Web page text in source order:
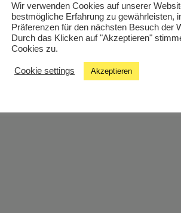
Wir verwenden Cookies auf unserer
bestmögliche Erfahrung zu gewährleisten,
Präferenzen für den nächsten Besuch der
Durch das Klicken auf "Akzeptieren"
Cookies zu.
Cookie settings Akzeptieren